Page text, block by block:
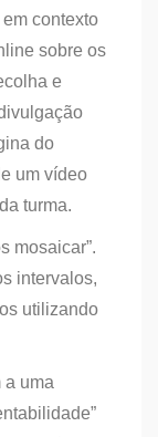
contexto
sobre os
e
do
um vídeo
turma.
mosaicar”.
intervalos,
utilizando
a uma